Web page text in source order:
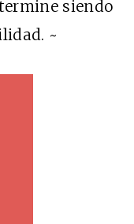
siendo
~